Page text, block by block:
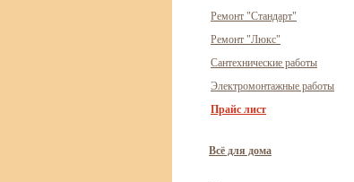
Ремонт "Стандарт"
Ремонт "Люкс"
Сантехнические работы
Электромонтажные работы
Прайс лист
Всё для дома